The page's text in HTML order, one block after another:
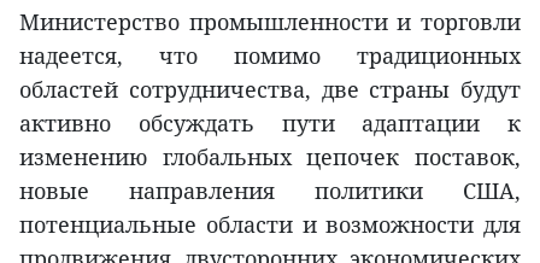
Министерство промышленности и торговли
надеется, что помимо традиционных
областей сотрудничества, две страны будут
активно обсуждать пути адаптации к
изменению глобальных цепочек поставок,
новые направления политики США,
потенциальные области и возможности для